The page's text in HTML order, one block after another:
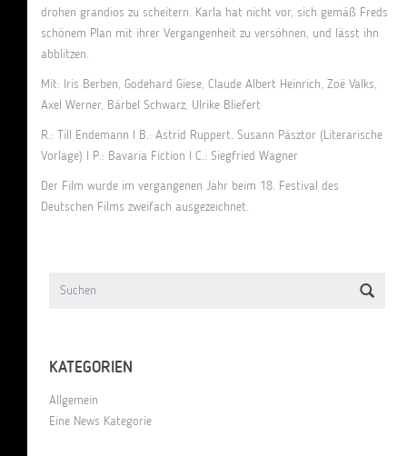
drohen grandios zu scheitern. Karla hat nicht vor, sich gemäß Freds
schönem Plan mit ihrer Vergangenheit zu versöhnen, und lässt ihn
abblitzen.
Mit: Iris Berben, Godehard Giese, Claude Albert Heinrich, Zoë Valks,
Axel Werner, Bärbel Schwarz, Ulrike Bliefert
R.: Till Endemann I B.: Astrid Ruppert, Susann Pásztor (Literarische
Vorlage) I P.: Bavaria Fiction I C.: Siegfried Wagner
Der Film wurde im vergangenen Jahr beim 18. Festival des
Deutschen Films zweifach ausgezeichnet.
KATEGORIEN
Allgemein
Eine News Kategorie